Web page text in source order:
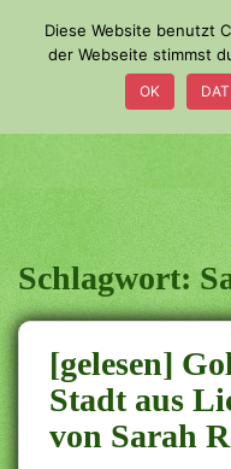
m
a
i
n
c
o
n
t
e
n
t
Schlagwort:
[gelesen]
Stadt aus
von Sarah
Diese Website benutzt
der Webseite stimmst
OK